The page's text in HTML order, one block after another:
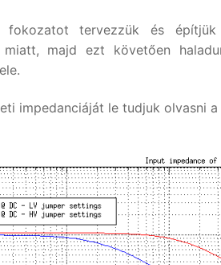
tervezzük és
miatt, majd ezt követően
impedanciáját le tudjuk olvasni